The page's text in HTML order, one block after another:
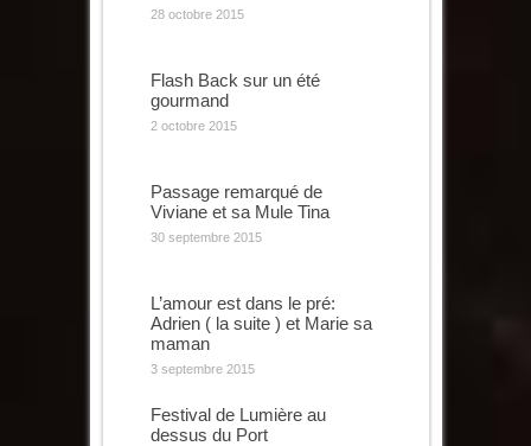
28 octobre 2015
Flash Back sur un été
gourmand
2 octobre 2015
Passage remarqué de
Viviane et sa Mule Tina
30 septembre 2015
L’amour est dans le pré:
Adrien ( la suite ) et Marie sa
maman
3 septembre 2015
Festival de Lumière au
dessus du Port